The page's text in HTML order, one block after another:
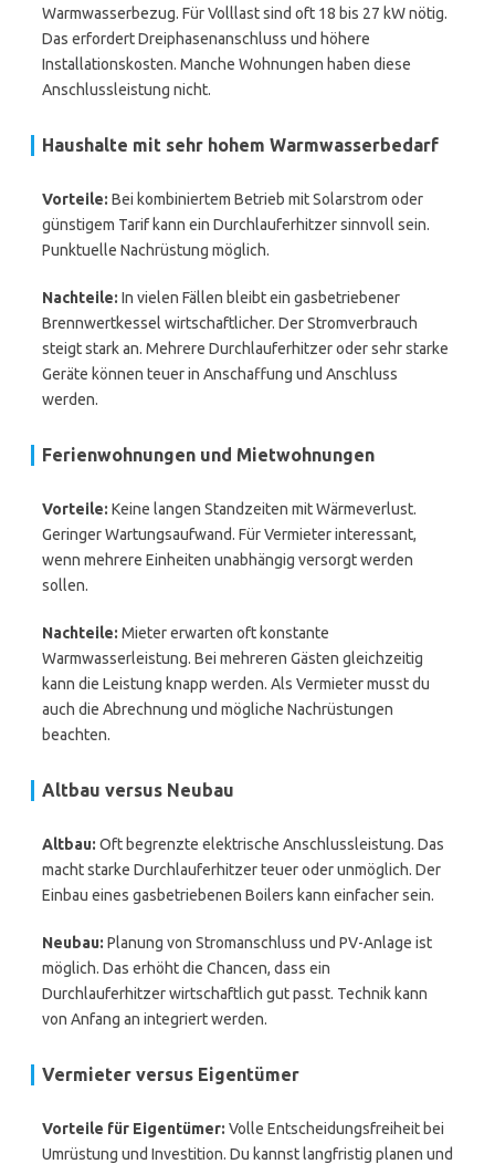
Warmwasserbezug. Für Volllast sind oft 18 bis 27 kW nötig.
Das erfordert Dreiphasenanschluss und höhere
Installationskosten. Manche Wohnungen haben diese
Anschlussleistung nicht.
Haushalte mit sehr hohem Warmwasserbedarf
Vorteile: Bei kombiniertem Betrieb mit Solarstrom oder
günstigem Tarif kann ein Durchlauferhitzer sinnvoll sein.
Punktuelle Nachrüstung möglich.
Nachteile: In vielen Fällen bleibt ein gasbetriebener
Brennwertkessel wirtschaftlicher. Der Stromverbrauch
steigt stark an. Mehrere Durchlauferhitzer oder sehr starke
Geräte können teuer in Anschaffung und Anschluss
werden.
Ferienwohnungen und Mietwohnungen
Vorteile: Keine langen Standzeiten mit Wärmeverlust.
Geringer Wartungsaufwand. Für Vermieter interessant,
wenn mehrere Einheiten unabhängig versorgt werden
sollen.
Nachteile: Mieter erwarten oft konstante
Warmwasserleistung. Bei mehreren Gästen gleichzeitig
kann die Leistung knapp werden. Als Vermieter musst du
auch die Abrechnung und mögliche Nachrüstungen
beachten.
Altbau versus Neubau
Altbau: Oft begrenzte elektrische Anschlussleistung. Das
macht starke Durchlauferhitzer teuer oder unmöglich. Der
Einbau eines gasbetriebenen Boilers kann einfacher sein.
Neubau: Planung von Stromanschluss und PV-Anlage ist
möglich. Das erhöht die Chancen, dass ein
Durchlauferhitzer wirtschaftlich gut passt. Technik kann
von Anfang an integriert werden.
Vermieter versus Eigentümer
Vorteile für Eigentümer: Volle Entscheidungsfreiheit bei
Umrüstung und Investition. Du kannst langfristig planen und